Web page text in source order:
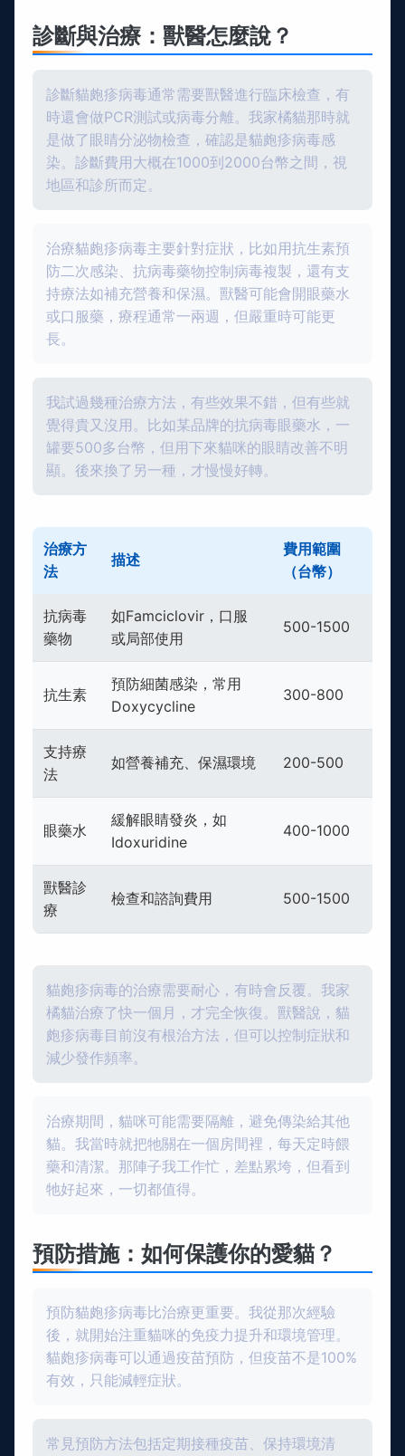
診斷與治療：獸醫怎麼說？
診斷貓皰疹病毒通常需要獸醫進行臨床檢查，有
時還會做PCR測試或病毒分離。我家橘貓那時就
是做了眼睛分泌物檢查，確認是貓皰疹病毒感
染。診斷費用大概在1000到2000台幣之間，視
地區和診所而定。
治療貓皰疹病毒主要針對症狀，比如用抗生素預
防二次感染、抗病毒藥物控制病毒複製，還有支
持療法如補充營養和保濕。獸醫可能會開眼藥水
或口服藥，療程通常一兩週，但嚴重時可能更
長。
我試過幾種治療方法，有些效果不錯，但有些就
覺得貴又沒用。比如某品牌的抗病毒眼藥水，一
罐要500多台幣，但用下來貓咪的眼睛改善不明
顯。後來換了另一種，才慢慢好轉。
治療方
法
描述
費用範圍
（台幣）
抗病毒
藥物
如Famciclovir，口服
或局部使用
500-1500
抗生素
預防細菌感染，常用
Doxycycline
300-800
支持療
法
如營養補充、保濕環境 200-500
眼藥水
緩解眼睛發炎，如
Idoxuridine
400-1000
獸醫診
療
檢查和諮詢費用 500-1500
貓皰疹病毒的治療需要耐心，有時會反覆。我家
橘貓治療了快一個月，才完全恢復。獸醫說，貓
皰疹病毒目前沒有根治方法，但可以控制症狀和
減少發作頻率。
治療期間，貓咪可能需要隔離，避免傳染給其他
貓。我當時就把牠關在一個房間裡，每天定時餵
藥和清潔。那陣子我工作忙，差點累垮，但看到
牠好起來，一切都值得。
預防措施：如何保護你的愛貓？
預防貓皰疹病毒比治療更重要。我從那次經驗
後，就開始注重貓咪的免疫力提升和環境管理。
貓皰疹病毒可以通過疫苗預防，但疫苗不是100%
有效，只能減輕症狀。
常見預防方法包括定期接種疫苗、保持環境清